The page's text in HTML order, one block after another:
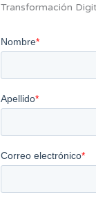
Transformación